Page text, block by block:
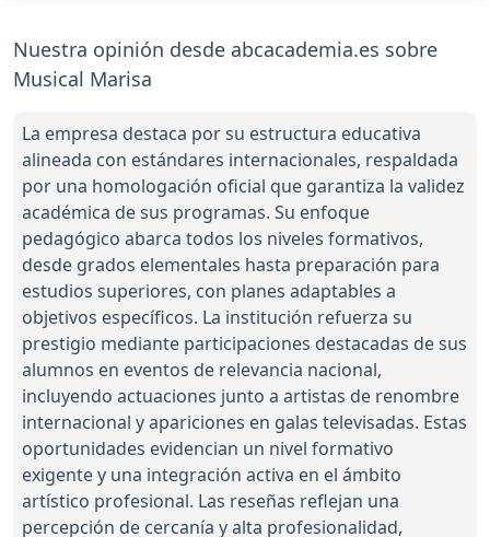
Nuestra opinión desde abcacademia.es sobre
Musical Marisa
La empresa destaca por su estructura educativa
alineada con estándares internacionales, respaldada
por una homologación oficial que garantiza la validez
académica de sus programas. Su enfoque
pedagógico abarca todos los niveles formativos,
desde grados elementales hasta preparación para
estudios superiores, con planes adaptables a
objetivos específicos. La institución refuerza su
prestigio mediante participaciones destacadas de sus
alumnos en eventos de relevancia nacional,
incluyendo actuaciones junto a artistas de renombre
internacional y apariciones en galas televisadas. Estas
oportunidades evidencian un nivel formativo
exigente y una integración activa en el ámbito
artístico profesional. Las reseñas reflejan una
percepción de cercanía y alta profesionalidad,